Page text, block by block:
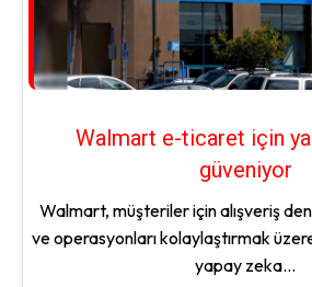
Walmart e-ticaret için
güveniyor
Walmart, müşteriler için alışveriş
ve operasyonları kolaylaştırmak
yapay zeka...